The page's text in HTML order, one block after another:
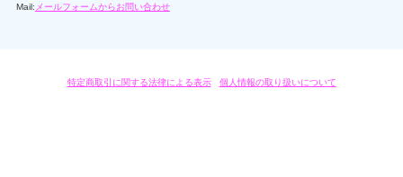
Mail: メールフォームからお問い合わせ
特定商取引に関する法律による表示/ 個人情報の取り扱いについて